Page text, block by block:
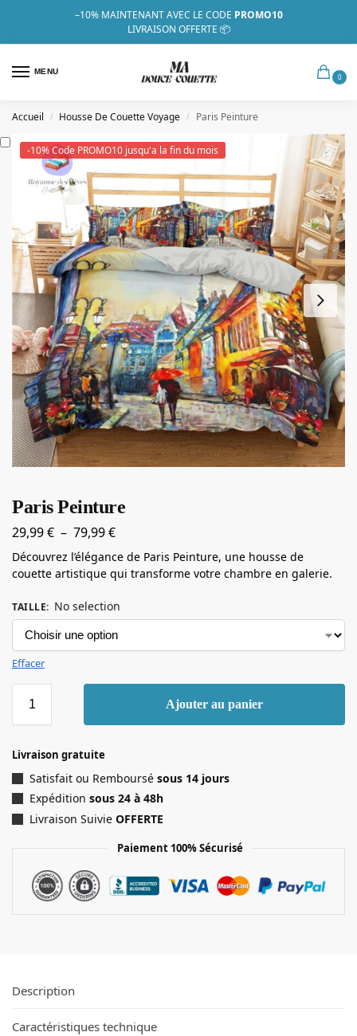
–10% MAINTENANT AVEC LE CODE PROMO10
LIVRAISON OFFERTE 📦
MENU
0
Accueil / Housse De Couette Voyage / Paris Peinture
-10% Code PROMO10 jusqu'a la fin du mois
Paris Peinture
29,99€ – 79,99€
Découvrez l’élégance de Paris Peinture, une housse de
couette artistique qui transforme votre chambre en galerie.
TAILLE: No selection
Effacer
Ajouter au panier
Livraison gratuite
Satisfait ou Remboursé sous 14 jours
Expédition sous 24 à 48h
Livraison Suivie OFFERTE
Paiement 100% Sécurisé
Description
Caractéristiques technique